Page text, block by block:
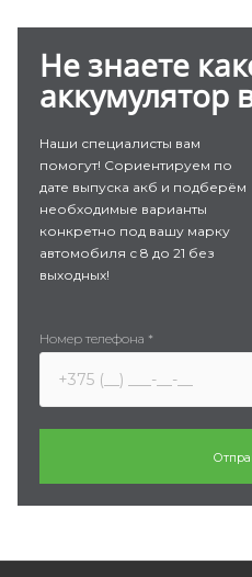
Не знаете
аккумулятор
Наши специалисты вам
помогут! Сориентируем по
дате выпуска акб и подберём
необходимые варианты
конкретно под вашу марку
автомобиля с 8 до 21 без
выходных!
Номер телефона *